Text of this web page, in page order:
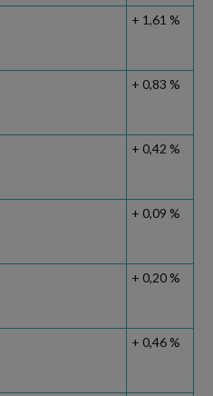
+ 1,61 %
+ 0,83 %
+ 0,42 %
+ 0,09 %
+ 0,20 %
+ 0,46 %